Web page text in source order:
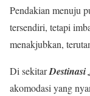
Pendakian menuju
tersendiri, tetapi
menakjubkan,
Di sekitarDestinasi
akomodasi yang